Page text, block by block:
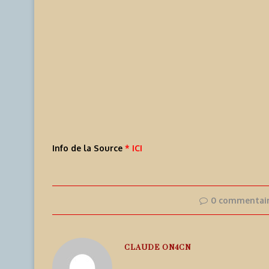
Info de la Source * ICI
0
CLAUDE ON4CN